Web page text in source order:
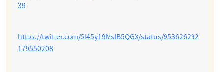
39
https://twitter.com/5l45y19MsIB5QGX/status/953626292
179550208